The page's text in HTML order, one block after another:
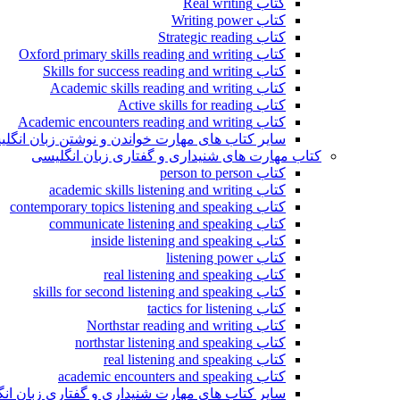
کتاب Real writing
کتاب Writing power
کتاب Strategic reading
کتاب Oxford primary skills reading and writing
کتاب Skills for success reading and writing
کتاب Academic skills reading and writing
کتاب Active skills for reading
کتاب Academic encounters reading and writing
سایر کتاب های مهارت خواندن و نوشتن زبان
کتاب مهارت های شنیداری و گفتاری زبان انگلیسی
کتاب person to person
کتاب academic skills listening and writing
کتاب contemporary topics listening and speaking
کتاب communicate listening and speaking
کتاب inside listening and speaking
کتاب listening power
کتاب real listening and speaking
کتاب skills for second listening and speaking
کتاب tactics for listening
کتاب Northstar reading and writing
کتاب northstar listening and speaking
کتاب real listening and speaking
کتاب academic encounters and speaking
سایر کتاب های مهارت شنیداری و گفتاری زبان